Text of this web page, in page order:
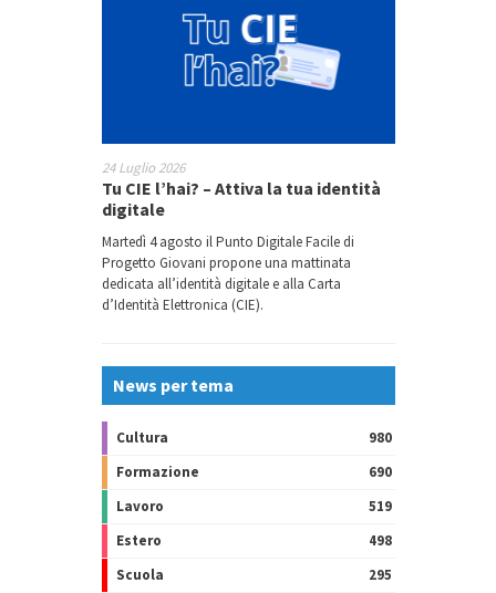
24 Luglio 2026
Tu CIE l’hai? – Attiva la tua identità
digitale
Martedì 4 agosto il Punto Digitale Facile di
Progetto Giovani propone una mattinata
dedicata all’identità digitale e alla Carta
d’Identità Elettronica (CIE).
News per tema
Cultura
980
Formazione
690
Lavoro
519
Estero
498
Scuola
295